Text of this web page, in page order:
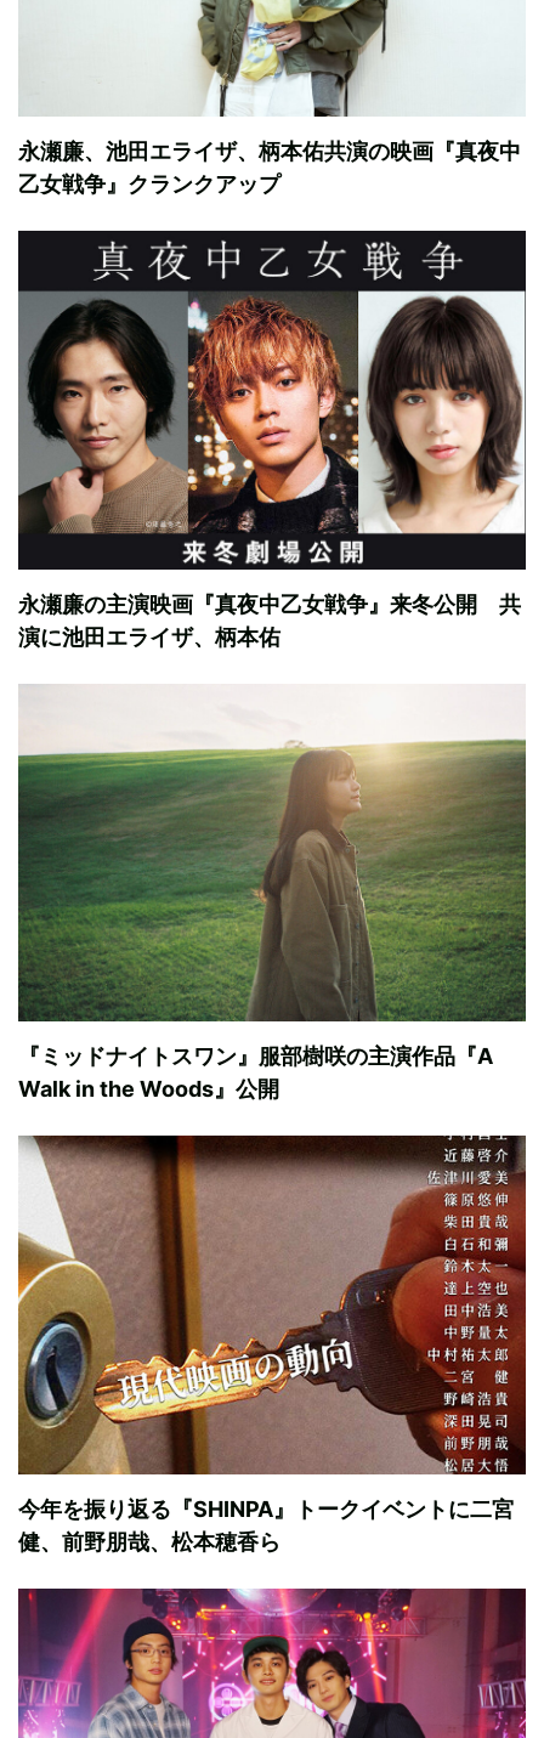
永瀬廉、池田エライザ、柄本佑共演の映画『真夜中
乙女戦争』クランクアップ
永瀬廉の主演映画『真夜中乙女戦争』来冬公開 共
演に池田エライザ、柄本佑
『ミッドナイトスワン』服部樹咲の主演作品『A
Walk in the Woods』公開
今年を振り返る『SHINPA』トークイベントに二宮
健、前野朋哉、松本穂香ら